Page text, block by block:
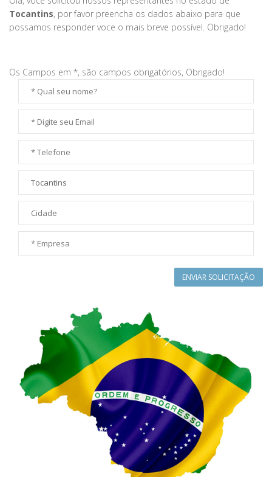
Tocantins, por favor preencha os dados abaixo para que
possamos responder voce o mais breve possível. Obrigado!
Os Campos em *, são campos obrigatórios, Obrigado!
ENVIAR SOLICITAÇÃO